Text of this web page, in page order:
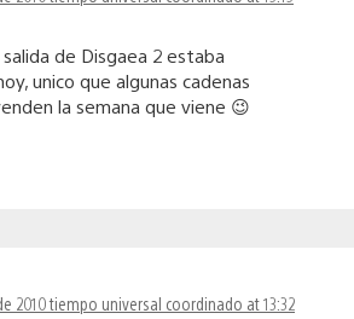
salida de Disgaea 2 estaba
unico que algunas cadenas
la semana que viene 😉
2010 tiempo universal coordinado at 13:32